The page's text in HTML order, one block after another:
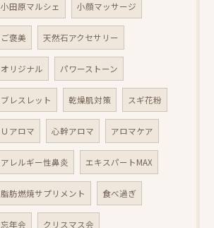
小田原マルシェ 小顔マッサージ
ご褒美 天然石アクセサリー
オリジナル パワーストーン
ブレスレット 乾燥肌対策 スギ花粉
Ｕアロマ 心幹アロマ アロマケア
アレルギー性鼻炎 エキスパートMAX
脂肪燃焼サプリメント 食べ過ぎ
忘年会 クリスマス会